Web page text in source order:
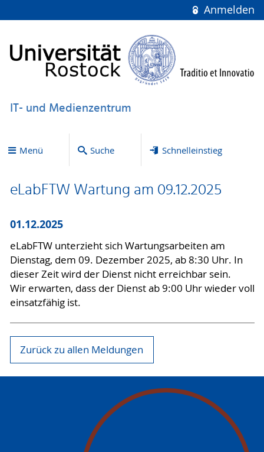
Anmelden
IT- und Medienzentrum
Menü Suche Schnelleinstieg
eLabFTW Wartung am 09.12.2025
01.12.2025
eLabFTW unterzieht sich Wartungsarbeiten am
Dienstag, dem 09. Dezember 2025, ab 8:30 Uhr. In
dieser Zeit wird der Dienst nicht erreichbar sein.
Wir erwarten, dass der Dienst ab 9:00 Uhr wieder voll
einsatzfähig ist.
Zurück zu allen Meldungen